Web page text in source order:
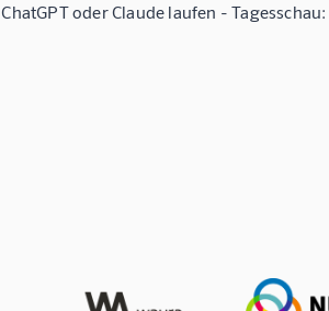
oder Claude laufen -